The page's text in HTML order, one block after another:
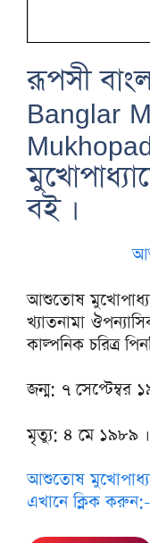
রূপসী
Banglar
বই ।
আশুতোষ
খ্যাতনামা
কাল্পনিক চরিত্র
জন্ম: ৭ সেপ্টেম্বর
মৃত্যু: ৪ মে ১৯৮৯ ।
আশুতোষ
এখানে ক্লিক করুন:-